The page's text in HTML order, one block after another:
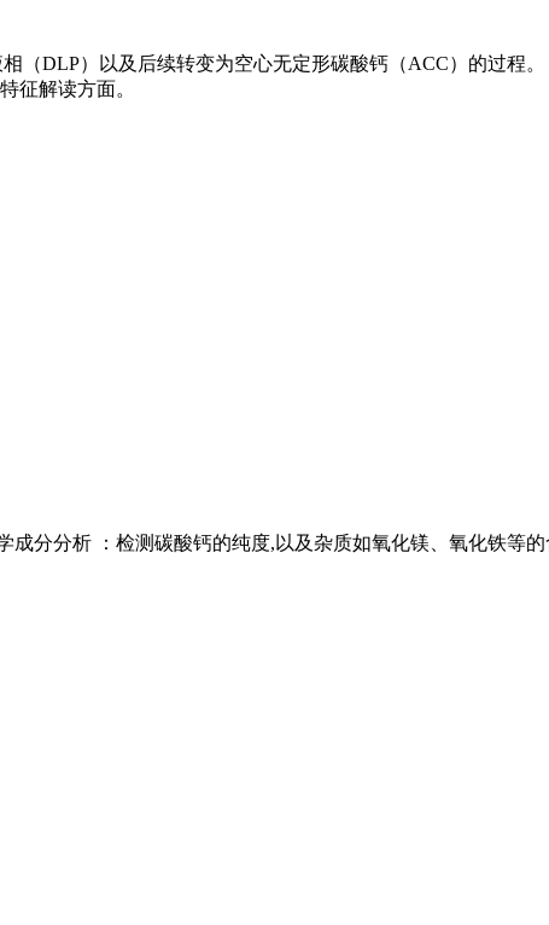
（DLP）以及后续转变为空心无定形碳酸钙（ACC）的过程
征解读方面。
分分析 ：检测碳酸钙的纯度,以及杂质如氧化镁、氧化铁等的